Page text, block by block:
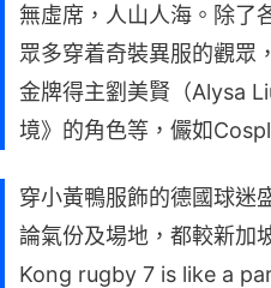
無虛席，人山人海。除了
眾多穿着奇裝異服的觀眾
金牌得主劉美賢（Alysa
境》的角色等，儼如
穿小黃鴨服飾的德國球迷
論氣份及場地，都較新加
Kong rugby 7 is like a